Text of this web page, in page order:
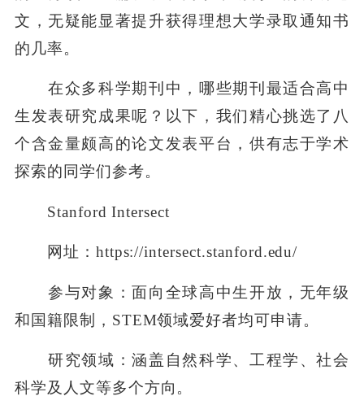
文，无疑能显著提升获得理想大学录取通知书
的几率。
在众多科学期刊中，哪些期刊最适合高中
生发表研究成果呢？以下，我们精心挑选了八
个含金量颇高的论文发表平台，供有志于学术
探索的同学们参考。
Stanford Intersect
网址：https://intersect.stanford.edu/
参与对象：面向全球高中生开放，无年级
和国籍限制，STEM领域爱好者均可申请。
研究领域：涵盖自然科学、工程学、社会
科学及人文等多个方向。